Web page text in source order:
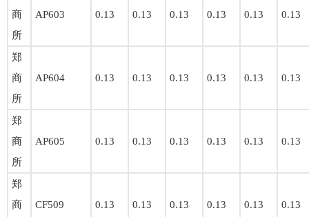
商
所
AP603 0.13 0.13 0.13 0.13 0.13 0.13
郑
商
所
AP604 0.13 0.13 0.13 0.13 0.13 0.13
郑
商
所
AP605 0.13 0.13 0.13 0.13 0.13 0.13
郑
商
CF509 0.13 0.13 0.13 0.13 0.13 0.13